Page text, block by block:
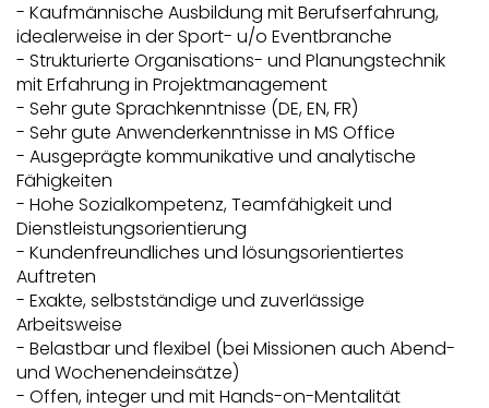
- Kaufmännische Ausbildung mit Berufserfahrung,
idealerweise in der Sport- u/o Eventbranche
- Strukturierte Organisations- und Planungstechnik
mit Erfahrung in Projektmanagement
- Sehr gute Sprachkenntnisse (DE, EN, FR)
- Sehr gute Anwenderkenntnisse in MS Office
- Ausgeprägte kommunikative und analytische
Fähigkeiten
- Hohe Sozialkompetenz, Teamfähigkeit und
Dienstleistungsorientierung
- Kundenfreundliches und lösungsorientiertes
Auftreten
- Exakte, selbstständige und zuverlässige
Arbeitsweise
- Belastbar und flexibel (bei Missionen auch Abend-
und Wochenendeinsätze)
- Offen, integer und mit Hands-on-Mentalität